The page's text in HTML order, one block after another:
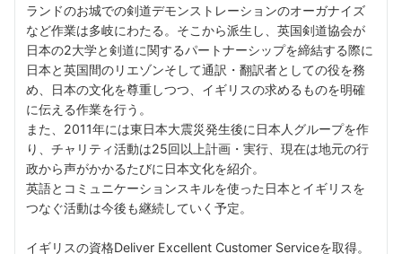
ランドのお城での剣道デモンストレーションのオーガナイズ
など作業は多岐にわたる。そこから派生し、英国剣道協会が
日本の2大学と剣道に関するパートナーシップを締結する際に
日本と英国間のリエゾンそして通訳・翻訳者としての役を務
め、日本の文化を尊重しつつ、イギリスの求めるものを明確
に伝える作業を行う。
また、2011年には東日本大震災発生後に日本人グループを作
り、チャリティ活動は25回以上計画・実行、現在は地元の行
政から声がかかるたびに日本文化を紹介。
英語とコミュニケーションスキルを使った日本とイギリスを
つなぐ活動は今後も継続していく予定。
イギリスの資格Deliver Excellent Customer Serviceを取得。